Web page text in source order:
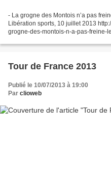
- La grogne des Montois n’a pas
Libération sports, 10 juillet 2013
grogne-des-montois-n-a-pas-freine-
Tour de France 2013
Publié le 10/07/2013 à 19:00
Par clioweb